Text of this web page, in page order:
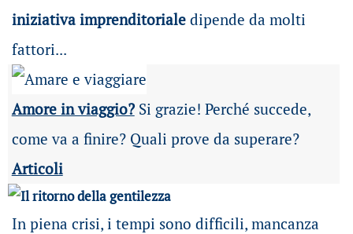
iniziativa imprenditorialedipende da molti
fattori...
Amore in viaggio?Si grazie! Perché succede,
come va a finire? Quali prove da superare?
Articoli
In piena crisi, i tempi sono difficili, mancanza